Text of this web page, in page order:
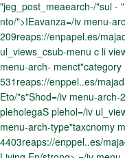
"jeg_post_meaearch-/"sul -
nto/">IEavanza=/iv menu-
209reaps://enpapel.es/
ul_views_csub-menu c li
menu-arch- menct"category
531reaps://enppel..es/
Eto/"s"Shod=/iv menu-
pleholegaS plehol=/iv
menu-arch-type"taxcnomy
4403reaps://enppel..es/